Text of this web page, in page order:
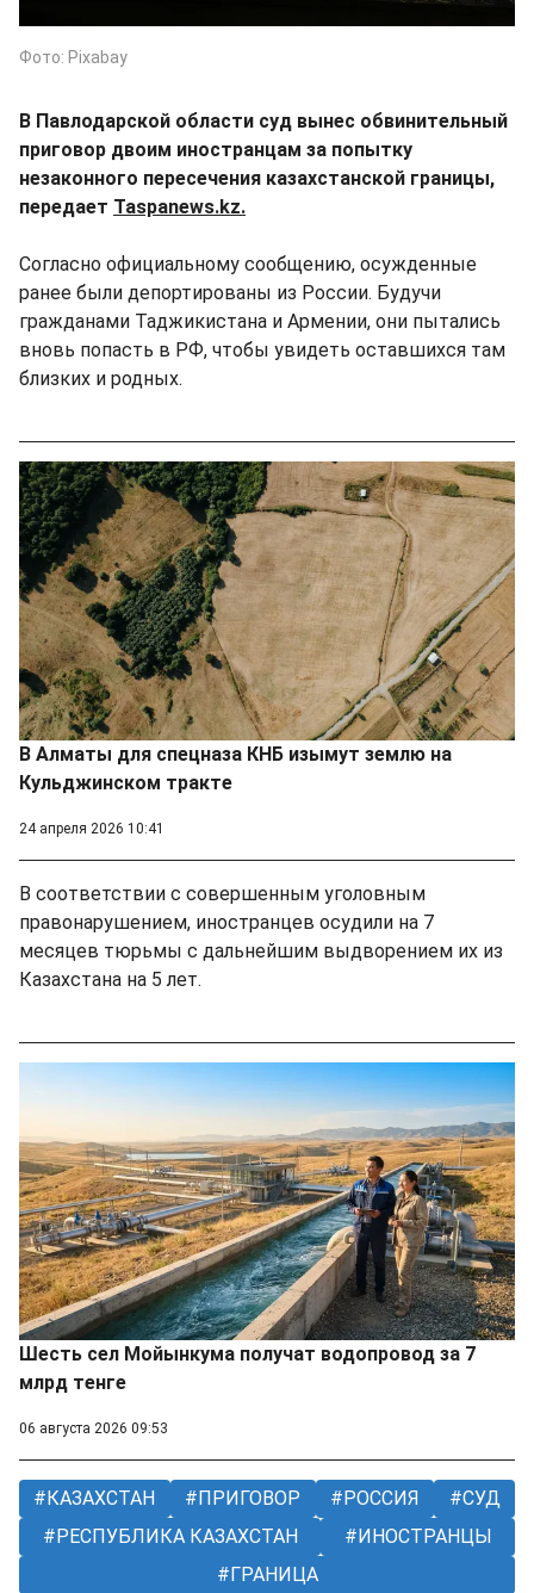
Фото: Pixabay
В Павлодарской области суд вынес обвинительный
приговор двоим иностранцам за попытку
незаконного пересечения казахстанской границы,
передает Taspanews.kz.
Согласно официальному сообщению, осужденные
ранее были депортированы из России. Будучи
гражданами Таджикистана и Армении, они пытались
вновь попасть в РФ, чтобы увидеть оставшихся там
близких и родных.
В Алматы для спецназа КНБ изымут землю на
Кульджинском тракте
24 апреля 2026 10:41
В соответствии с совершенным уголовным
правонарушением, иностранцев осудили на 7
месяцев тюрьмы с дальнейшим выдворением их из
Казахстана на 5 лет.
Шесть сел Мойынкума получат водопровод за 7
млрд тенге
06 августа 2026 09:53
КАЗАХСТАН ПРИГОВОР РОССИЯ
СУД
РЕСПУБЛИКА КАЗАХСТАН
ИНОСТРАНЦЫ
ГРАНИЦА